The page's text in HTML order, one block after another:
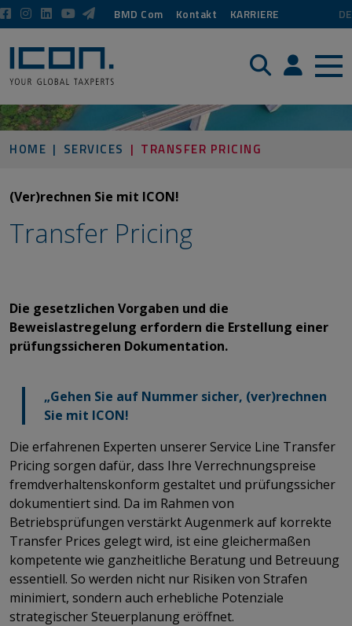
BMD Com Kontakt KARRIERE DE
Suche Login /
HOME SERVICES TRANSFER PRICING
(Ver)rechnen Sie mit ICON!
Transfer Pricing
​​​​​​​Die gesetzlichen Vorgaben und die
Beweislastregelung erfordern die Erstellung einer
prüfungssicheren Dokumentation. ​​​​​​​
„Gehen Sie auf Nummer sicher, (ver)rechnen
Sie mit ICON!
Die erfahrenen Experten unserer Service Line Transfer
Pricing sorgen dafür, dass Ihre Verrechnungspreise
fremdverhaltenskonform gestaltet und prüfungssicher
dokumentiert sind. Da im Rahmen von
Betriebsprüfungen verstärkt Augenmerk auf korrekte
Transfer Prices gelegt wird, ist eine gleichermaßen
kompetente wie ganzheitliche Beratung und Betreuung
essentiell. So werden nicht nur Risiken von Strafen
minimiert, sondern auch erhebliche Potenziale
strategischer Steuerplanung eröffnet.​​